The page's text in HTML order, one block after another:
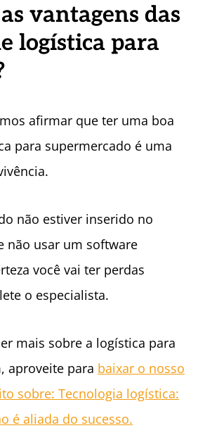
vantagens das
logística para
afirmar que ter uma boa
para supermercado é uma
não estiver inserido no
não usar um software
você vai ter perdas
o especialista.
mais sobre a logística para
aproveite para baixar o nosso
sobre: Tecnologia logística:
é aliada do sucesso.